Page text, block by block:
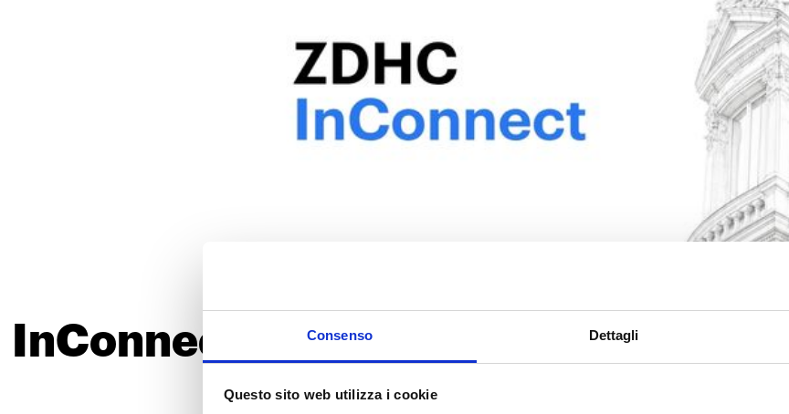
Consenso Dettagli
Questo sito web utilizza i cookie
InConnect ZDHC — Parigi, 30 giugno
2026